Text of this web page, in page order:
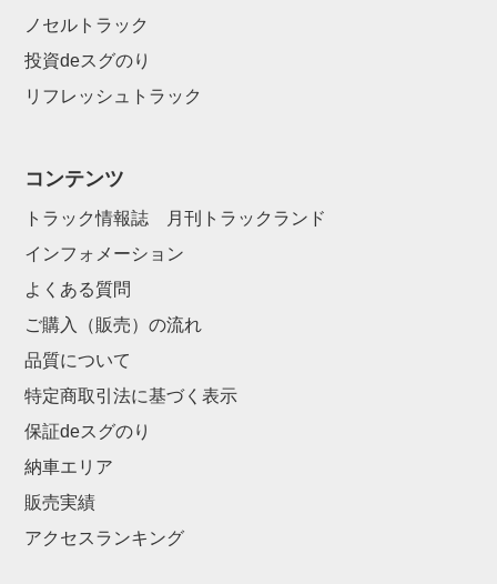
ノセルトラック
投資deスグのり
リフレッシュトラック
コンテンツ
トラック情報誌 月刊トラックランド
インフォメーション
よくある質問
ご購入（販売）の流れ
品質について
特定商取引法に基づく表示
保証deスグのり
納車エリア
販売実績
アクセスランキング